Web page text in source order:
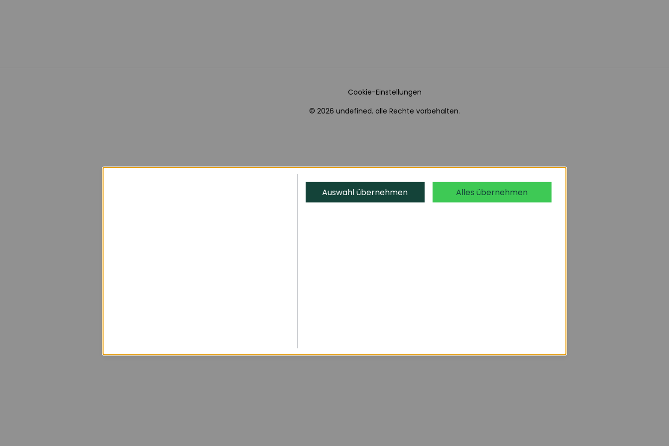
Cookie-Einstellungen
© 2026 undefined. alle Rechte vorbehalten.
Auswahl übernehmen Alles übernehmen